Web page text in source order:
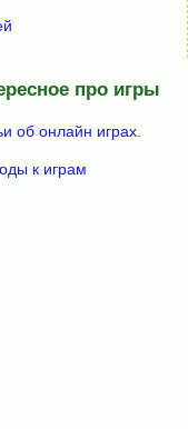
про игры
об онлайн играх.
к играм